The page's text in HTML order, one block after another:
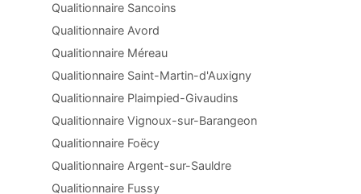
Qualitionnaire Sancoins
Qualitionnaire Avord
Qualitionnaire Méreau
Qualitionnaire Saint-Martin-d'Auxigny
Qualitionnaire Plaimpied-Givaudins
Qualitionnaire Vignoux-sur-Barangeon
Qualitionnaire Foëcy
Qualitionnaire Argent-sur-Sauldre
Qualitionnaire Fussy